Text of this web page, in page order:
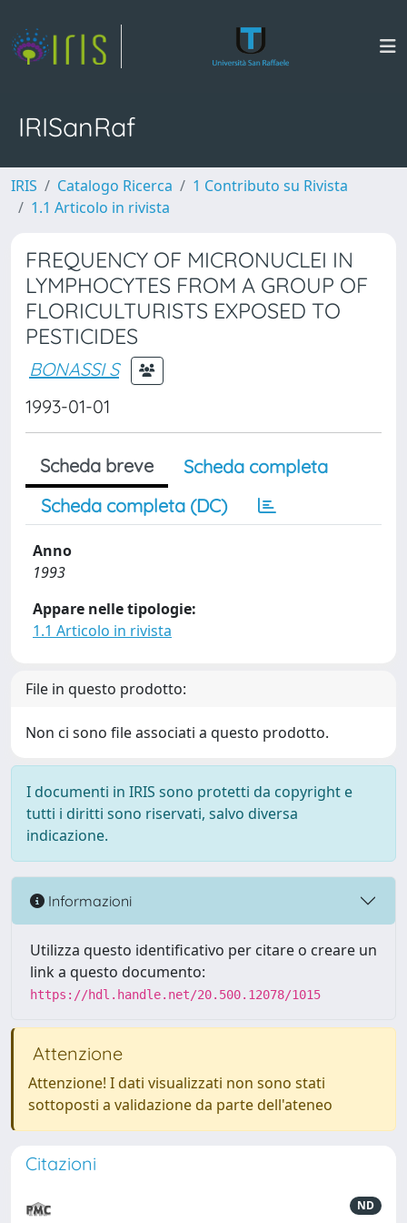
IRISanRaf
IRIS Catalogo Ricerca
1 Contributo su Rivista
1.1 Articolo in rivista
FREQUENCY OF MICRONUCLEI IN
LYMPHOCYTES FROM A GROUP OF
FLORICULTURISTS EXPOSED TO
PESTICIDES
BONASSI S
1993-01-01
Scheda breve
Scheda completa
Scheda completa (DC)
Anno
1993
Appare nelle tipologie:
1.1 Articolo in rivista
File in questo prodotto:
Non ci sono file associati a questo prodotto.
I documenti in IRIS sono protetti da copyright e
tutti i diritti sono riservati, salvo diversa
indicazione.
Informazioni
Utilizza questo identificativo per citare o creare un
link a questo documento:
https://hdl.handle.net/20.500.12078/1015
Attenzione
Attenzione! I dati visualizzati non sono stati
sottoposti a validazione da parte dell'ateneo
Citazioni
ND